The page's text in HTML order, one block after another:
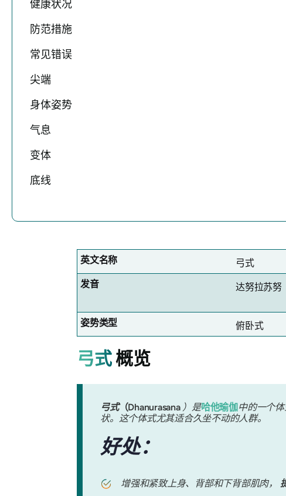
健康状况
防范措施
常见错误
尖端
身体姿势
气息
变体
底线
英文名称 弓式
发音
达努拉苏努
姿势类型
俯卧式
弓式概览
弓式（Dhanurasana）是哈他瑜伽 中的一个
状。这个体式尤其适合久坐不动的人群。
好处：
增强和紧致上身、背部和下背部肌肉，